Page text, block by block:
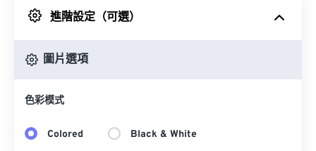
來自 Google 雲端硬碟
進階設定（可選）
圖片選項
色彩模式
Colored Black & White